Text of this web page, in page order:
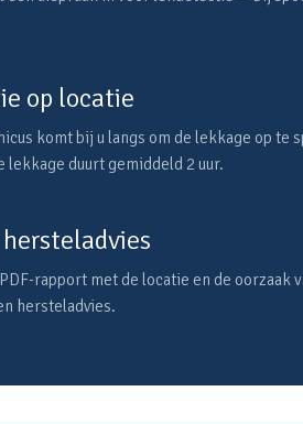
op locatie
komt bij u langs om de lekkage op te
lekkage duurt gemiddeld 2 uur.
rapport met de locatie en de oorzaak
hersteladvies.